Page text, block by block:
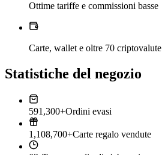
Ottime tariffe e commissioni basse
Carte, wallet e oltre 70 criptovalute
Statistiche del negozio
591,300+Ordini evasi
1,108,700+Carte regalo vendute